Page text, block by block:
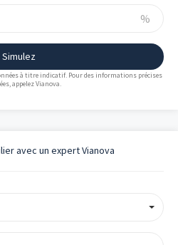
%
Simulez
à titre indicatif. Pour des informations précises
appelez Vianova.
avec un expert Vianova